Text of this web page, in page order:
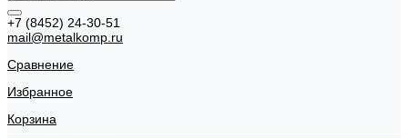
+7 (8452) 24-30-51
mail@metalkomp.ru
Сравнение
Избранное
Корзина